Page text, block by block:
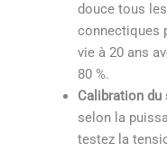
douce tous
connectiques
vie à 20 ans
80 %.
Calibration du
selon la
testez la